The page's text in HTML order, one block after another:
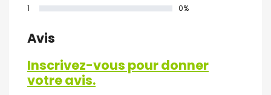
1
0%
Avis
Inscrivez-vous pour donner
votre avis.